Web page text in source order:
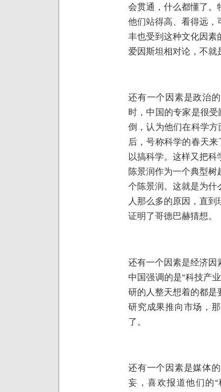
会贯通，什么都懂了。
他们站得高、看得远，
丰也受到这种文化因素
爱因斯坦相对论，不
还有一个因素是政治
时，中国的专家是很受
倒，认为他们在科学方
后，号称科学的春天
以搞科学。这样又把
陈景润作为一个典型
个陈景润。这就是为什
人那么多的原因，直
证明了哥德巴赫猜想。
还有一个因素是经济因
中国强调的是“科技产
研的人整天想着的都是
研究成果推向市场，
了。
还有一个因素是媒体
妄，喜欢报道他们的